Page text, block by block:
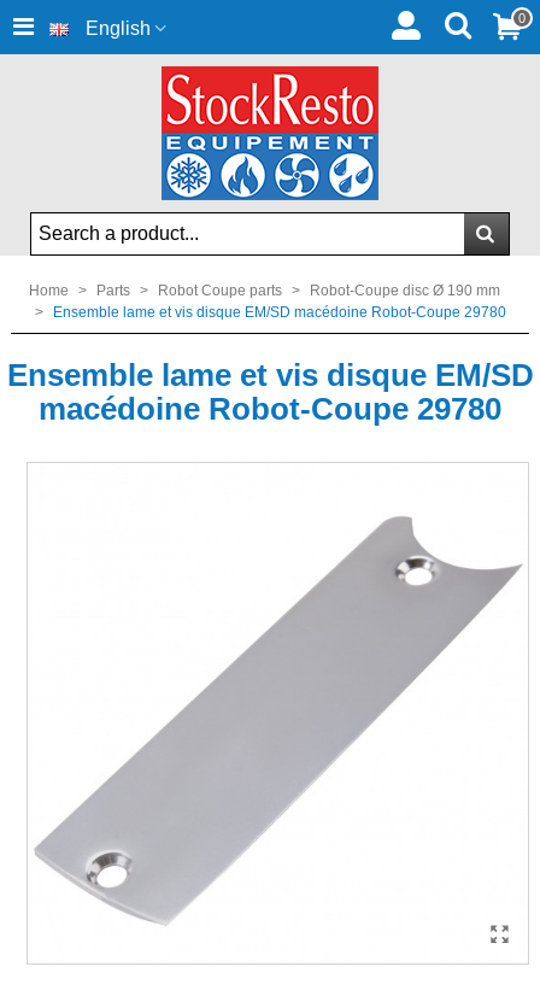
English 0
Home > Parts > Robot Coupe parts >
Robot-Coupe disc Ø 190 mm
>
Ensemble lame et vis disque EM/SD macédoine Robot-Coupe 29780
Ensemble lame et vis disque EM/SD
macédoine Robot-Coupe 29780